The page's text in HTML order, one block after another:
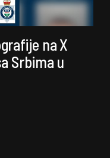
na X
Srbima u